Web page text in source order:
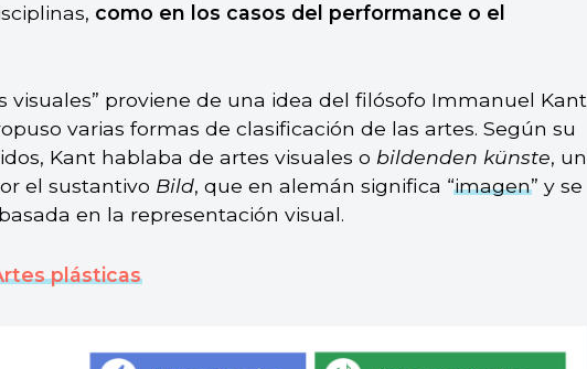
como en los casos del performance o el
visuales” proviene de una idea del filósofo Immanuel Kant
varias formas de clasificación de las artes. Según su
Kant hablaba de artes visuales o bildenden künste, un
el sustantivo Bild, que en alemán significa “imagen” y se
en la representación visual.
plásticas